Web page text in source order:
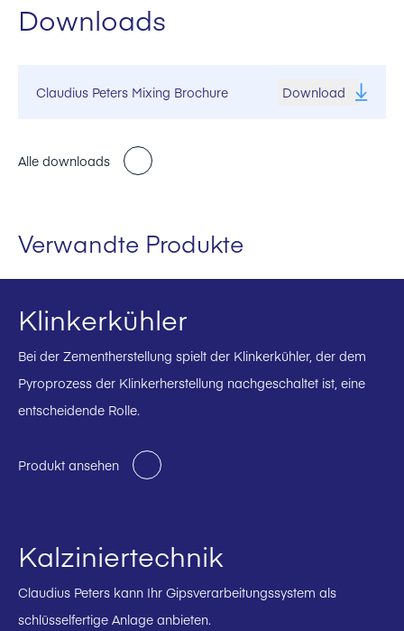
Downloads
Claudius Peters Mixing Brochure Download
Alle downloads
Verwandte Produkte
Klinkerkühler
Bei der Zementherstellung spielt der Klinkerkühler, der dem
Pyroprozess der Klinkerherstellung nachgeschaltet ist, eine
entscheidende Rolle.
Produkt ansehen
Kalziniertechnik
Claudius Peters kann Ihr Gipsverarbeitungssystem als
schlüsselfertige Anlage anbieten.